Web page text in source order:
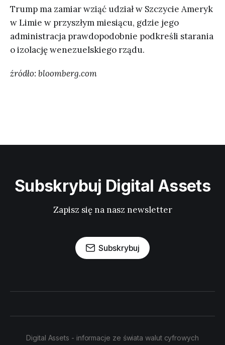
Trump ma zamiar wziąć udział w Szczycie Ameryk
w Limie w przyszłym miesiącu, gdzie jego
administracja prawdopodobnie podkreśli starania
o izolację wenezuelskiego rządu.
źródło: bloomberg.com
Subskrybuj Digital Assets
Zapisz się na nasz newsletter
Subskrybuj
Digital Assets - informacje ze świata walut cyfrowych